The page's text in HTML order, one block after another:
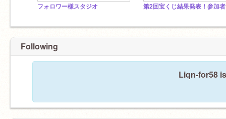
フォロワー様スタジオ
Following
Liqn-for58